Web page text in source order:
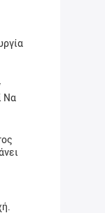
Να